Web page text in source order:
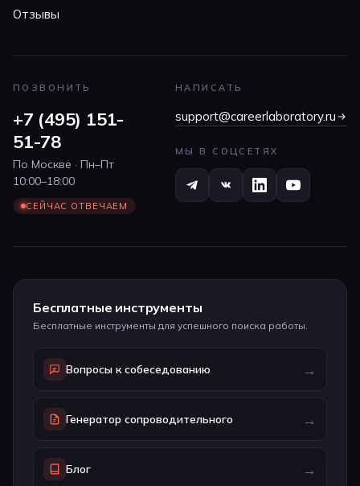
Отзывы
ПОЗВОНИТЬ
+7 (495) 151-
51-78
По Москве · Пн–Пт
10:00–18:00
СЕЙЧАС ОТВЕЧАЕМ
НАПИСАТЬ
support@careerlaboratory.ru
МЫ В СОЦСЕТЯХ
Бесплатные инструменты
Бесплатные инструменты для успешного поиска работы.
Вопросы к собеседованию →
Генератор сопроводительного →
Блог →